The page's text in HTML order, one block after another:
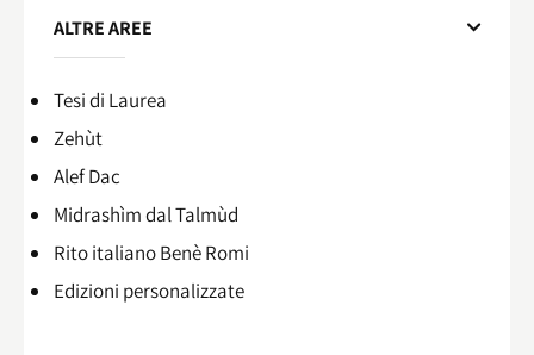
ALTRE AREE
Tesi di Laurea
Zehùt
Alef Dac
Midrashìm dal Talmùd
Rito italiano Benè Romi​
Edizioni personalizzate